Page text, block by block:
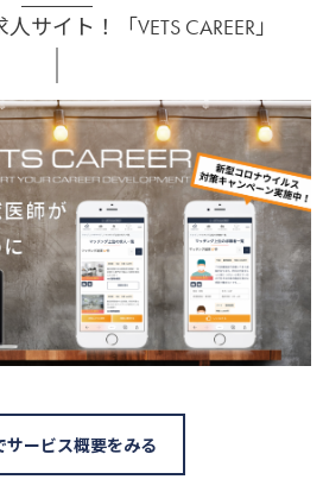
サイト！「VETS CAREER」
サービス概要をみる